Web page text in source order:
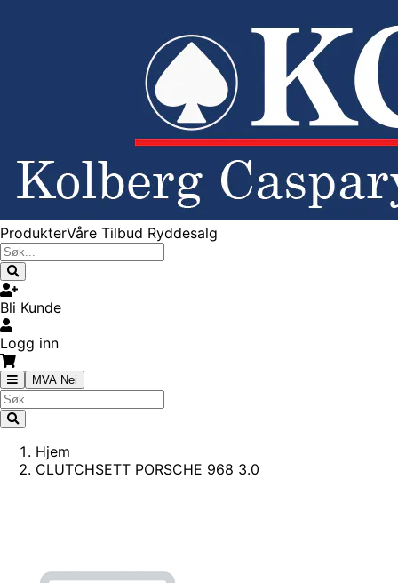
ProdukterVåre Tilbud Ryddesalg
Bli Kunde
Logg inn
MVA Nei
Hjem
CLUTCHSETT PORSCHE 968 3.0